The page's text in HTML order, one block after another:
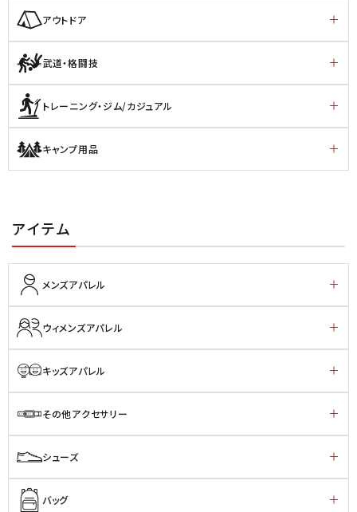
アウトドア
武道・格闘技
トレーニング・ジム/カジュアル
キャンプ用品
アイテム
メンズアパレル
ウィメンズアパレル
キッズアパレル
その他アクセサリー
シューズ
バッグ